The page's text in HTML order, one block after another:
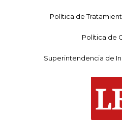
Política de
Política de
Superintendencia de